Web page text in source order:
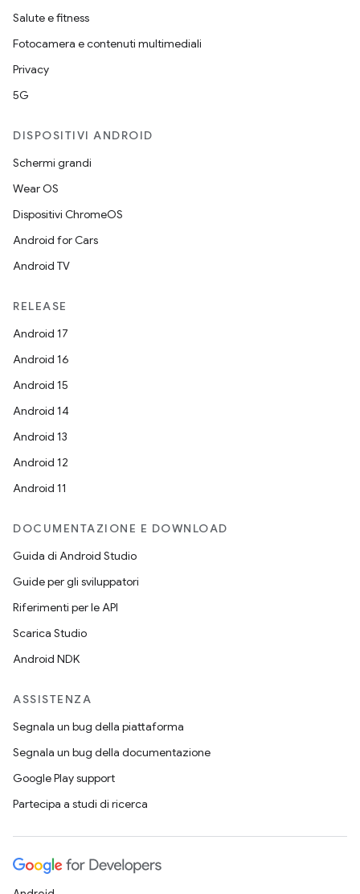
Salute e fitness
Fotocamera e contenuti multimediali
Privacy
5G
DISPOSITIVI ANDROID
Schermi grandi
Wear OS
Dispositivi ChromeOS
Android for Cars
Android TV
RELEASE
Android 17
Android 16
Android 15
Android 14
Android 13
Android 12
Android 11
DOCUMENTAZIONE E DOWNLOAD
Guida di Android Studio
Guide per gli sviluppatori
Riferimenti per le API
Scarica Studio
Android NDK
ASSISTENZA
Segnala un bug della piattaforma
Segnala un bug della documentazione
Google Play support
Partecipa a studi di ricerca